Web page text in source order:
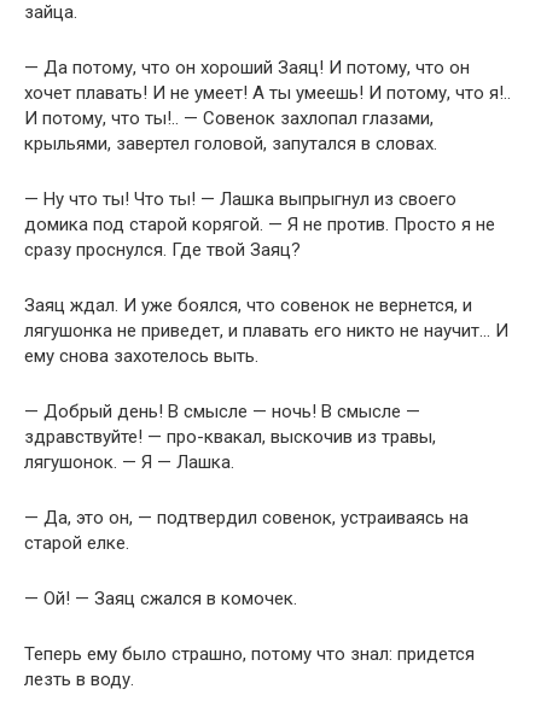
зайца.
— Да потому, что он хороший Заяц! И потому, что он
хочет плавать! И не умеет! А ты умеешь! И потому, что я!..
И потому, что ты!.. — Совенок захлопал глазами,
крыльями, завертел головой, запутался в словах.
— Ну что ты! Что ты! — Лашка выпрыгнул из своего
домика под старой корягой. — Я не против. Просто я не
сразу проснулся. Где твой Заяц?
Заяц ждал. И уже боялся, что совенок не вернется, и
лягушонка не приведет, и плавать его никто не научит… И
ему снова захотелось выть.
— Добрый день! В смысле — ночь! В смысле —
здравствуйте! — про-квакал, выскочив из травы,
лягушонок. — Я — Лашка.
— Да, это он, — подтвердил совенок, устраиваясь на
старой елке.
— Ой! — Заяц сжался в комочек.
Теперь ему было страшно, потому что знал: придется
лезть в воду.